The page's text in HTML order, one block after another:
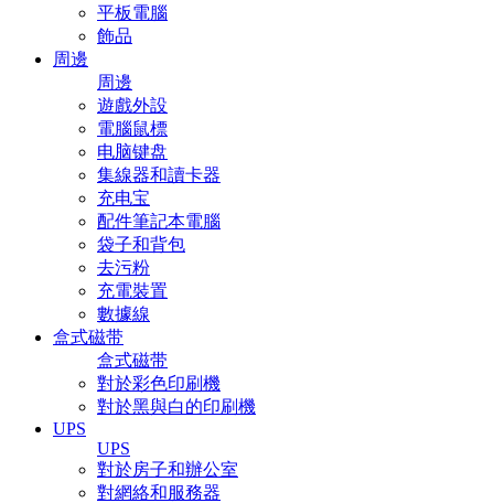
平板電腦
飾品
周邊
周邊
遊戲外設
電腦鼠標
电脑键盘
集線器和讀卡器
充电宝
配件筆記本電腦
袋子和背包
去污粉
充電裝置
數據線
盒式磁带
盒式磁带
對於彩色印刷機
對於黑與白的印刷機
UPS
UPS
對於房子和辦公室
對網絡和服務器